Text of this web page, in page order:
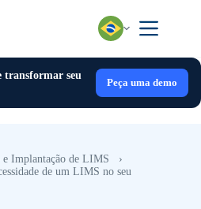
transformar seu
Peça uma demo
e Implantação de LIMS
›
de um LIMS no seu